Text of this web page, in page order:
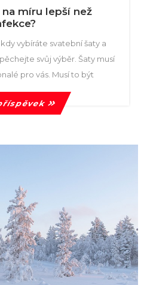
míru lepší než
vybíráte svatební šaty a
svůj výběr. Šaty musí
pro vás. Musí to být